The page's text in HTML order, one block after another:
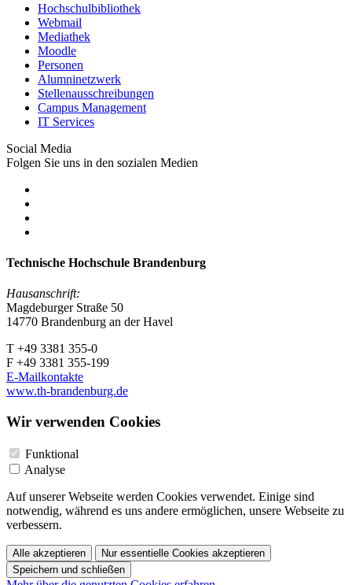
Hochschulbibliothek
Webmail
Mediathek
Moodle
Personen
Alumninetzwerk
Stellenausschreibungen
Campus Management
IT Services
Social Media
Folgen Sie uns in den sozialen Medien
Technische Hochschule Brandenburg
Hausanschrift:
Magdeburger Straße 50
14770 Brandenburg an der Havel
T +49 3381 355-0
F +49 3381 355-199
E-Mailkontakte
www.th-brandenburg.de
Wir verwenden Cookies
Funktional
Analyse
Auf unserer Webseite werden Cookies verwendet. Einige sind
notwendig, während es uns andere ermöglichen, unsere Webseite zu
verbessern.
Alle akzeptieren
Nur essentielle Cookies akzeptieren
Speichern und schließen